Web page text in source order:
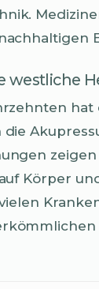
westliche
hat
die
Körper